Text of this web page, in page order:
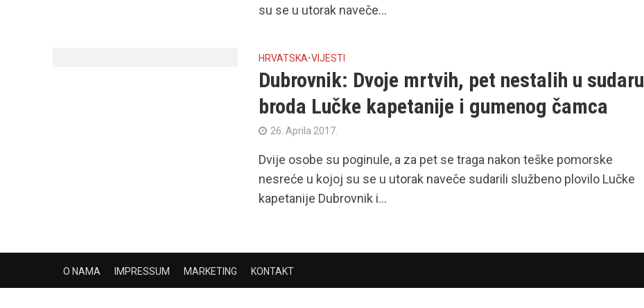
su se u utorak naveče...
HRVATSKA•VIJESTI
Dubrovnik: Dvoje mrtvih, pet nestalih u sudaru
broda Lučke kapetanije i gumenog čamca
26. Aprila 2017.
Dvije osobe su poginule, a za pet se traga nakon teške pomorske
nesreće u kojoj su se u utorak naveče sudarili službeno plovilo Lučke
kapetanije Dubrovnik i...
O NAMA IMPRESSUM MARKETING KONTAKT